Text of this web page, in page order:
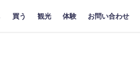
買う 観光 体験 お問い合わせ